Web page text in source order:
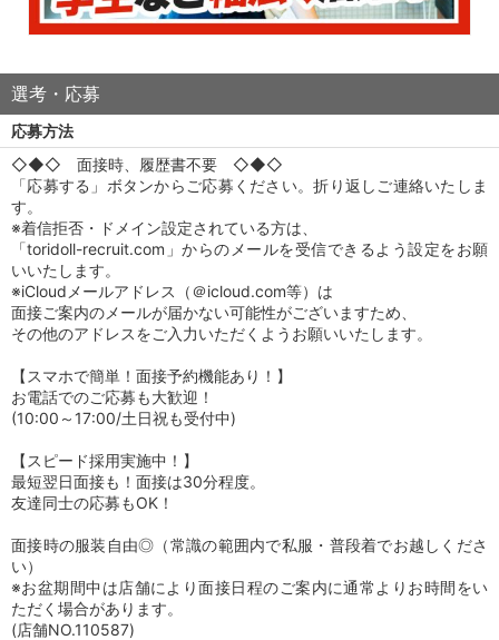
選考・応募
応募方法
◇◆◇ 面接時、履歴書不要 ◇◆◇
「応募する」ボタンからご応募ください。折り返しご連絡いたしま
す。
※着信拒否・ドメイン設定されている方は、
「toridoll-recruit.com」からのメールを受信できるよう設定をお願
いいたします。
※iCloudメールアドレス（＠icloud.com等）は
面接ご案内のメールが届かない可能性がございますため、
その他のアドレスをご入力いただくようお願いいたします。
【スマホで簡単！面接予約機能あり！】
お電話でのご応募も大歓迎！
(10:00～17:00/土日祝も受付中)
【スピード採用実施中！】
最短翌日面接も！面接は30分程度。
友達同士の応募もOK！
面接時の服装自由◎（常識の範囲内で私服・普段着でお越しくださ
い）
※お盆期間中は店舗により面接日程のご案内に通常よりお時間をい
ただく場合があります。
(店舗NO.110587)